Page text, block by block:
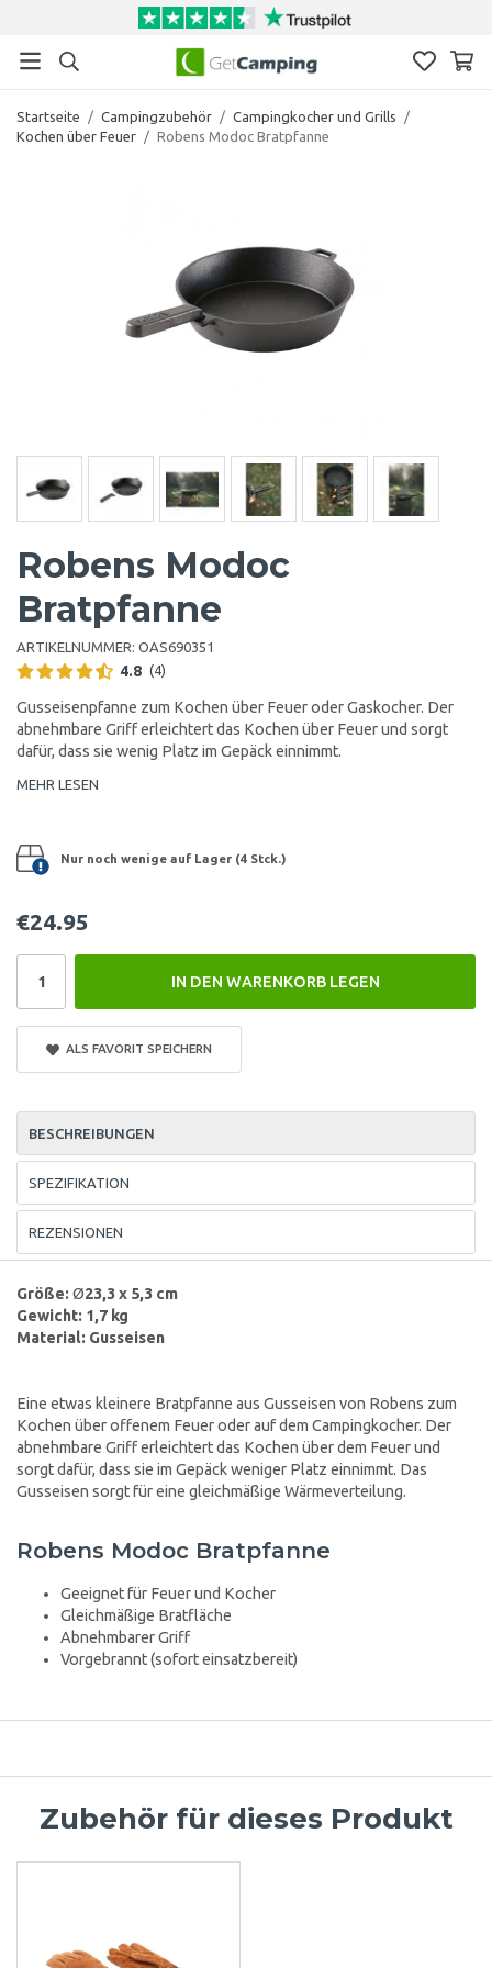
Startseite / Campingzubehör / Campingkocher und Grills
/
Kochen über Feuer / Robens Modoc Bratpfanne
Robens Modoc
Bratpfanne
ARTIKELNUMMER: OAS690351
4.8 (4)
Gusseisenpfanne zum Kochen über Feuer oder Gaskocher. Der
abnehmbare Griff erleichtert das Kochen über Feuer und sorgt
dafür, dass sie wenig Platz im Gepäck einnimmt.
MEHR LESEN
Nur noch wenige auf Lager (4 Stck.)
€24.95
IN DEN WARENKORB LEGEN
ALS FAVORIT SPEICHERN
BESCHREIBUNGEN
SPEZIFIKATION
REZENSIONEN
Größe:Ø23,3 x 5,3 cm
Gewicht: 1,7 kg
Material: Gusseisen
Eine etwas kleinere Bratpfanne aus Gusseisen von Robens zum
Kochen über offenem Feuer oder auf dem Campingkocher. Der
abnehmbare Griff erleichtert das Kochen über dem Feuer und
sorgt dafür, dass sie im Gepäck weniger Platz einnimmt. Das
Gusseisen sorgt für eine gleichmäßige Wärmeverteilung.
Robens Modoc Bratpfanne
Geeignet für Feuer und Kocher
Gleichmäßige Bratfläche
Abnehmbarer Griff
Vorgebrannt (sofort einsatzbereit)
Zubehör für dieses Produkt